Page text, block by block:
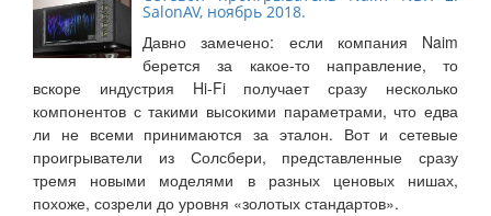
SalonAV, ноябрь 2018.
Давно замечено: если компания Naim
берется за какое-то направление, то
вскоре индустрия Hi-Fi получает сразу несколько
компонентов с такими высокими параметрами, что едва
ли не всеми принимаются за эталон. Вот и сетевые
проигрыватели из Солсбери, представленные сразу
тремя новыми моделями в разных ценовых нишах,
похоже, созрели до уровня «золотых стандартов».